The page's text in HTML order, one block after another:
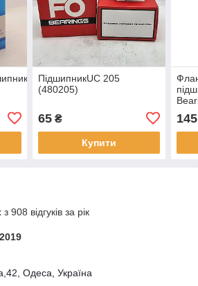
SA205
ПідшипникUC 205
(480205)
65₴
Купити
145
908 відгуків за рік
Одеса, Україна